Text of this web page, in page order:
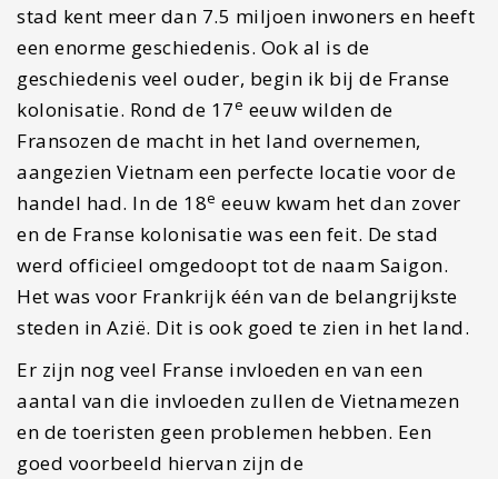
stad kent meer dan 7.5 miljoen inwoners en heeft
een enorme geschiedenis. Ook al is de
geschiedenis veel ouder, begin ik bij de Franse
kolonisatie. Rond de 17e eeuw wilden de
Fransozen de macht in het land overnemen,
aangezien Vietnam een perfecte locatie voor de
handel had. In de 18e eeuw kwam het dan zover
en de Franse kolonisatie was een feit. De stad
werd officieel omgedoopt tot de naam Saigon.
Het was voor Frankrijk één van de belangrijkste
steden in Azië. Dit is ook goed te zien in het land.
Er zijn nog veel Franse invloeden en van een
aantal van die invloeden zullen de Vietnamezen
en de toeristen geen problemen hebben. Een
goed voorbeeld hiervan zijn de